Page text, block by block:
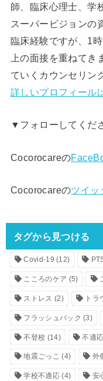
師、臨床心理士、学
スーパービジョンの
臨床経験ですが、1
上の面接を重ねてき
ていくカウンセリン
詳しいプロフィール
▼フォローしてくだ
Cocorocareの
Cocorocareのツイッ
タグから見つける
Covid-19 (12)
こころのケア (5)
ストレス (2) トラ
フラッシュバック (3)
不登校 (14) 不適応
地震ごっこ (4) 外
学校不適応(4) 安